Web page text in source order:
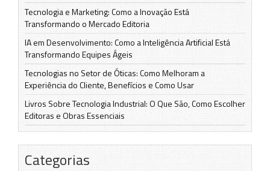
Tecnologia e Marketing: Como a Inovação Está
Transformando o Mercado Editoria
IA em Desenvolvimento: Como a Inteligência Artificial Está
Transformando Equipes Ágeis
Tecnologias no Setor de Óticas: Como Melhoram a
Experiência do Cliente, Benefícios e Como Usar
Livros Sobre Tecnologia Industrial: O Que São, Como Escolher
Editoras e Obras Essenciais
Categorias